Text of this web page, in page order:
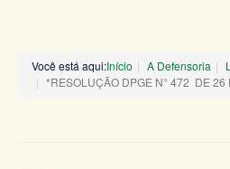
Você está aqui:Início A Defensoria
*RESOLUÇÃO DPGE N° 472 DE 26